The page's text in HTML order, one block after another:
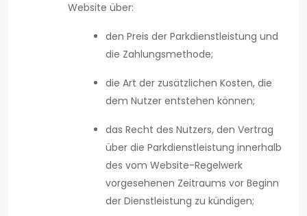
Website über:
den Preis der Parkdienstleistung und
die Zahlungsmethode;
die Art der zusätzlichen Kosten, die
dem Nutzer entstehen können;
das Recht des Nutzers, den Vertrag
über die Parkdienstleistung innerhalb
des vom Website-Regelwerk
vorgesehenen Zeitraums vor Beginn
der Dienstleistung zu kündigen;